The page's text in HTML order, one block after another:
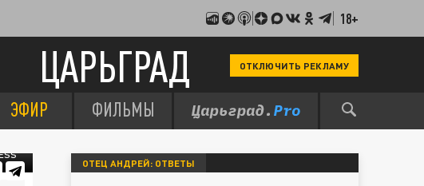
18+
ЦАРЬГРАД ОТКЛЮЧИТЬ РЕКЛАМУ
ЭФИР ФИЛЬМЫ
ОТЕЦ АНДРЕЙ: ОТВЕТЫ